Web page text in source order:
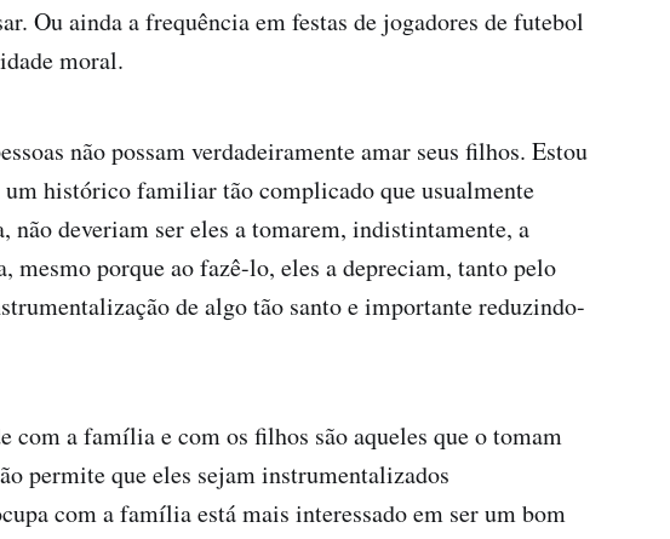
Ou ainda a frequência em festas de jogadores de futebol
moral.
não possam verdadeiramente amar seus filhos. Estou
um histórico familiar tão complicado que usualmente
não deveriam ser eles a tomarem, indistintamente, a
mesmo porque ao fazê-lo, eles a depreciam, tanto pelo
de algo tão santo e importante reduzindo-
com a família e com os filhos são aqueles que o tomam
permite que eles sejam instrumentalizados
com a família está mais interessado em ser um bom